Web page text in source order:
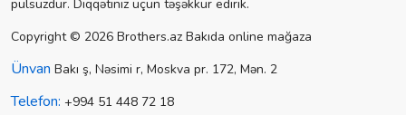
pulsuzdur. Diqqətiniz üçün təşəkkür edirik.
Copyright © 2026 Brothers.az Bakıda online mağaza
Ünvan Bakı ş, Nəsimi r, Moskva pr. 172, Mən. 2
Telefon: +994 51 448 72 18